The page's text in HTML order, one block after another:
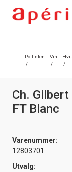
Pollisten
/
Vin
/
/
Ch. Gilbert
FT Blanc
Varenummer:
12803701
Utvalg: